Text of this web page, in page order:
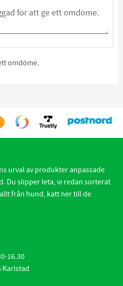
omdöme.
urval av produkter anpassade
Du slipper leta, vi redan sorterat
från hund, katt ner till de
16.30
Karlstad